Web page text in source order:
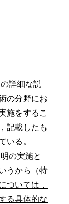
詳細な説
の分野にお
施をするこ
記載したも
いる。
の実施と
うから（特
ついては，
る具体的な